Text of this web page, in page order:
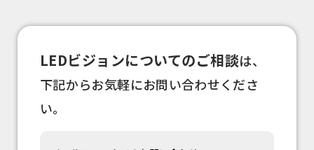
LEDビジョンについてのご相談は、
下記からお気軽にお問い合わせくださ
い。